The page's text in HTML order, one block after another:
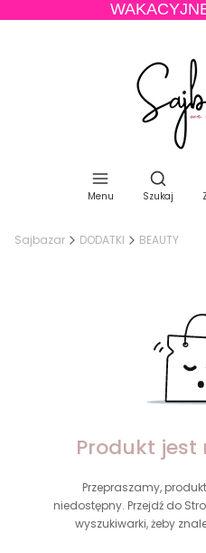
Menu
Otwórz
Szukaj
Sajbazar DODATKI BEAUTY
Produkt
Przepraszamy,
niedostępny. Przejdź do
wyszukiwarki, żeby